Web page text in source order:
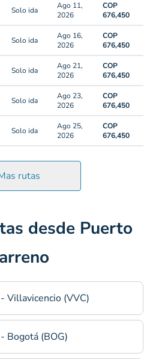
Solo ida
Ago 11,
2026
COP
676,450
Solo ida
Ago 16,
2026
COP
676,450
Solo ida
Ago 21,
2026
COP
676,450
Solo ida
Ago 23,
2026
COP
676,450
Solo ida
Ago 25,
2026
COP
676,450
rutas
desde Puerto
Villavicencio (VVC)
Bogotá (BOG)